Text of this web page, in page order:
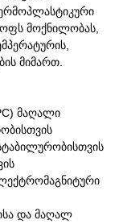
მოქნილობას,
მიმართ.
მაღალი
და მაღალ